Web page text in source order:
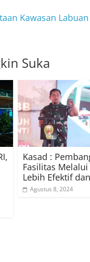
Kawasan
Suka
Kasad :
Fasilitas
Lebih Efektif
Agustus 8, 2024